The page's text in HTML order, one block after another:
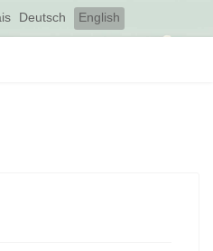
Deutsch English